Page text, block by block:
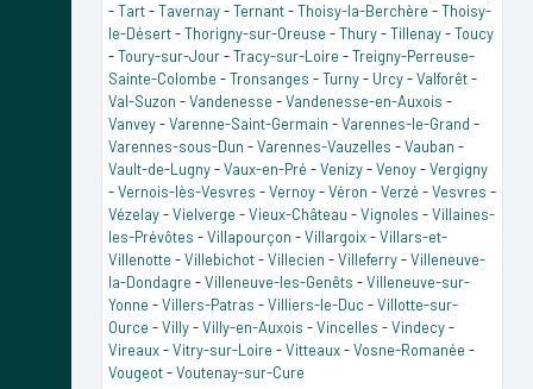
-Tart-Tavernay-Ternant-Thoisy-la-Berchère -Thoisy-
le-Désert-Thorigny-sur-Oreuse -Thury-Tillenay-Toucy
-Toury-sur-Jour-Tracy-sur-Loire -Treigny-Perreuse-
Sainte-Colombe -Tronsanges -Turny- Urcy-Valforêt-
Val-Suzon -Vandenesse -Vandenesse-en-Auxois -
Vanvey-Varenne-Saint-Germain -Varennes-le-Grand -
Varennes-sous-Dun -Varennes-Vauzelles -Vauban -
Vault-de-Lugny-Vaux-en-Pré -Venizy-Venoy-Vergigny
-Vernois-lès-Vesvres -Vernoy-Véron -Verzé -Vesvres -
Vézelay-Vielverge -Vieux-Château -Vignoles -Villaines-
les-Prévôtes -Villapourçon -Villargoix-Villars-et-
Villenotte -Villebichot-Villecien -Villeferry-Villeneuve-
la-Dondagre -Villeneuve-les-Genêts -Villeneuve-sur-
Yonne -Villers-Patras -Villiers-le-Duc -Villotte-sur-
Ource -Villy-Villy-en-Auxois -Vincelles -Vindecy-
Vireaux-Vitry-sur-Loire -Vitteaux-Vosne-Romanée -
Vougeot-Voutenay-sur-Cure